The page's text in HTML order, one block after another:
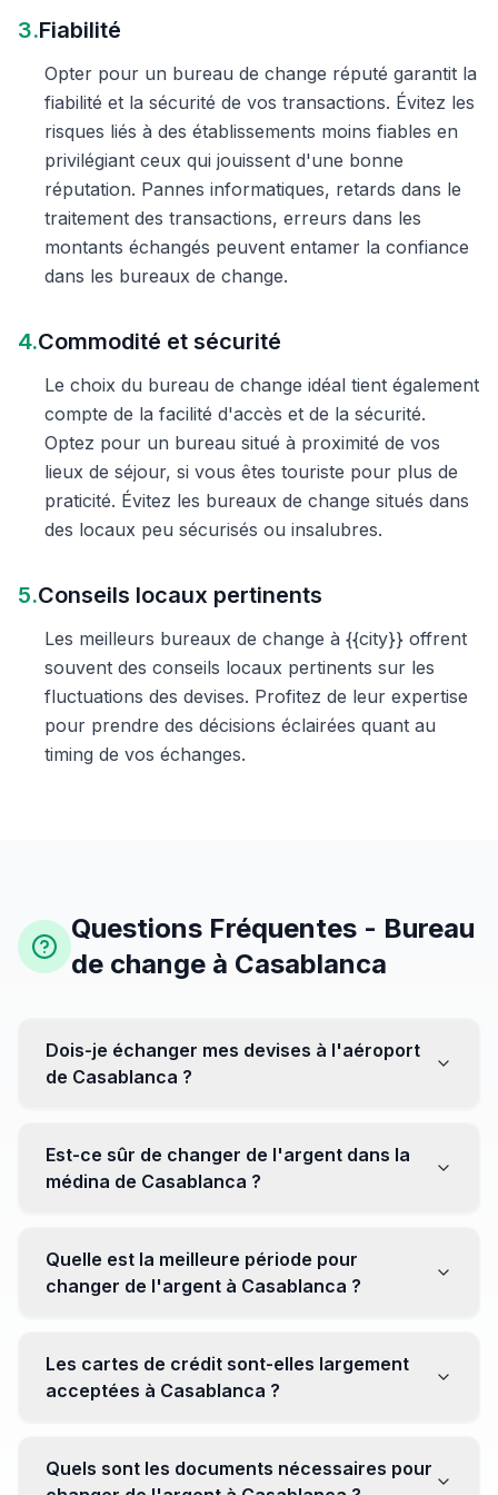
3.Fiabilité
Opter pour un bureau de change réputé garantit la
fiabilité et la sécurité de vos transactions. Évitez les
risques liés à des établissements moins fiables en
privilégiant ceux qui jouissent d'une bonne
réputation. Pannes informatiques, retards dans le
traitement des transactions, erreurs dans les
montants échangés peuvent entamer la confiance
dans les bureaux de change.
4.Commodité et sécurité
Le choix du bureau de change idéal tient également
compte de la facilité d'accès et de la sécurité.
Optez pour un bureau situé à proximité de vos
lieux de séjour, si vous êtes touriste pour plus de
praticité. Évitez les bureaux de change situés dans
des locaux peu sécurisés ou insalubres.
5.Conseils locaux pertinents
Les meilleurs bureaux de change à {{city}} offrent
souvent des conseils locaux pertinents sur les
fluctuations des devises. Profitez de leur expertise
pour prendre des décisions éclairées quant au
timing de vos échanges.
Questions Fréquentes - Bureau
de change à Casablanca
Dois-je échanger mes devises à l'aéroport
de Casablanca ?
être moins avantageux. Orientez-vous plutôt vers les
bureaux de change en ville pour obtenir de meilleurs
Est-ce sûr de changer de l'argent dans la
médina de Casablanca ?
établissements réputés pour éviter les surprises.
Quelle est la meilleure période pour
changer de l'argent à Casablanca ?
soyez attentif aux fluctuations pour maximiser la valeur
de vos devises.
Les cartes de crédit sont-elles largement
acceptées à Casablanca ?
Cependant, avoir un peu de monnaie locale peut être
Quels sont les documents nécessaires pour